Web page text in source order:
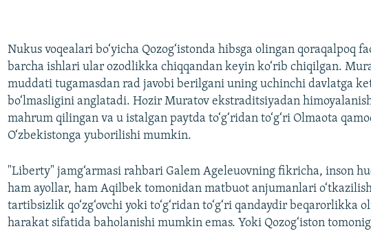
Auto 240p 360p
720p 1080p
Nukus voqealari bo‘yicha Qozog‘istonda hibsga olingan qoraqalpoq
barcha ishlari ular ozodlikka chiqqandan keyin ko‘rib chiqilgan.
muddati tugamasdan rad javobi berilgani uning uchinchi davlatga
bo‘lmasligini anglatadi. Hozir Muratov ekstraditsiyadan
mahrum qilingan va u istalgan paytda to‘g‘ridan to‘g‘ri Olmaota
O‘zbekistonga yuborilishi mumkin.
"Liberty" jamg‘armasi rahbari Galem Ageleuovning fikricha, inson
ham ayollar, ham Aqilbek tomonidan matbuot anjumanlari
tartibsizlik qo‘zg‘ovchi yoki to‘g‘ridan to‘g‘ri qandaydir beqarorlikka
harakat sifatida baholanishi mumkin emas. Yoki Qozog‘iston